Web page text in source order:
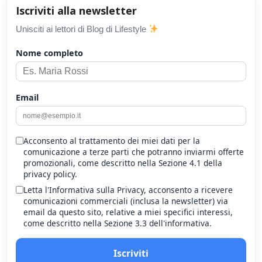
Iscriviti alla newsletter
Unisciti ai lettori di Blog di Lifestyle
Nome completo
Email
Acconsento al trattamento dei miei dati per la
comunicazione a terze parti che potranno inviarmi offerte
promozionali, come descritto nella Sezione 4.1 della
privacy policy.
Letta l'Informativa sulla Privacy, acconsento a ricevere
comunicazioni commerciali (inclusa la newsletter) via
email da questo sito, relative a miei specifici interessi,
come descritto nella Sezione 3.3 dell'informativa.
Iscriviti